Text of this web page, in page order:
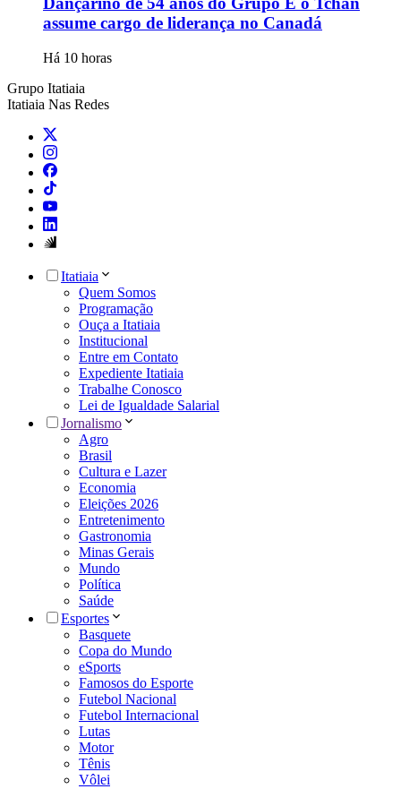
assume cargo de liderança no Canadá
Há 10 horas
Grupo Itatiaia
Itatiaia Nas Redes
Itatiaia
Quem Somos
Programação
Ouça a Itatiaia
Institucional
Entre em Contato
Expediente Itatiaia
Trabalhe Conosco
Lei de Igualdade Salarial
Jornalismo
Agro
Brasil
Cultura e Lazer
Economia
Eleições 2026
Entretenimento
Gastronomia
Minas Gerais
Mundo
Política
Saúde
Esportes
Basquete
Copa do Mundo
eSports
Famosos do Esporte
Futebol Nacional
Futebol Internacional
Lutas
Motor
Tênis
Vôlei